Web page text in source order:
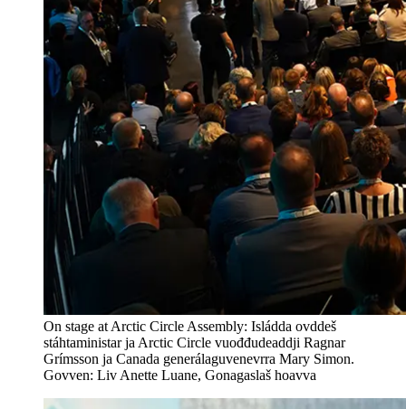
On stage at Arctic Circle Assembly: Isládda ovddeš
stáhtaministar ja Arctic Circle vuođđudeaddji Ragnar
Grímsson ja Canada generálaguvenevrra Mary Simon.
Govven: Liv Anette Luane, Gonagaslaš hoavva